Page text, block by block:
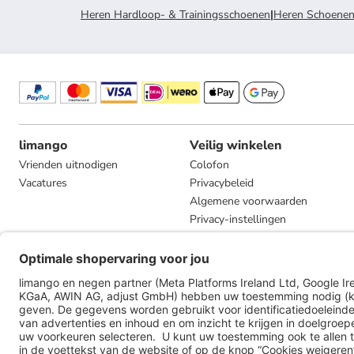
Heren Hardloop- & Trainingsschoenen|Heren Schoenen
limango
Vrienden uitnodigen
Vacatures
Veilig winkelen
Colofon
Privacybeleid
Algemene voorwaarden
Privacy-instellingen
Compliance